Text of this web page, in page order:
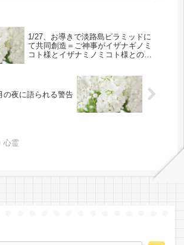
1/27、お導きで淡路島ピラミッドに
て共同創造＝ご神事がイザナギノミ
コト様とイザナミノミコト様との
の夜に語られる警告
心霊